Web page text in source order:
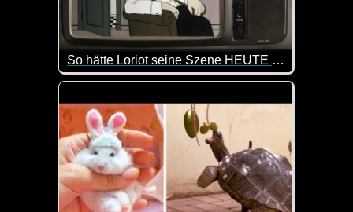
So hätte Loriot seine Szene HEUTE gespielt
Eine Hommage an einen der größten deutschen